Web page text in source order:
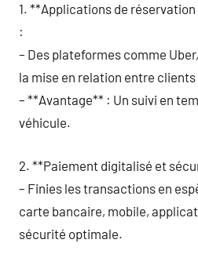
1. **Applications de
:
– Des plateformes comme
la mise en relation entre
– **Avantage** : Un suivi en
véhicule.
2. **Paiement digitalisé et
– Finies les transactions en
carte bancaire, mobile,
sécurité optimale.